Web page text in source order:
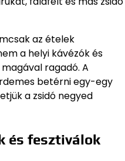
az ételek
a helyi kávézók és
ragadó. A
betérni egy-egy
a zsidó negyed
és fesztiválok